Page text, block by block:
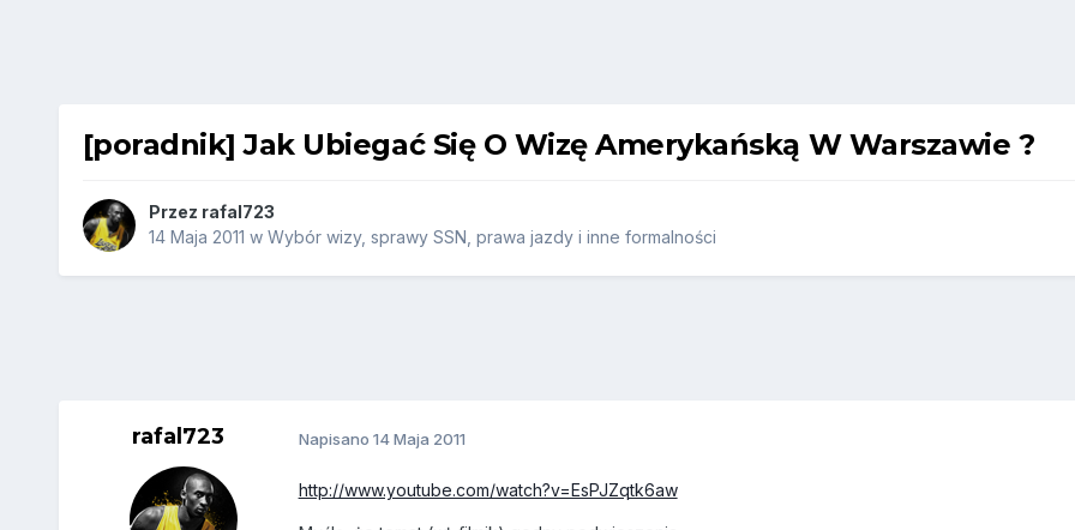
[poradnik] Jak Ubiegać Się O Wizę Amerykańską W Warszawie ?
Przez rafal723
14 Maja 2011 w Wybór wizy, sprawy SSN, prawa jazdy i inne formalności
rafal723 Napisano 14 Maja 2011
http://www.youtube.com/watch?v=EsPJZqtk6aw